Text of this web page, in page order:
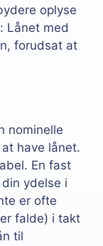
oplyse
Lånet med
forudsat at
nominelle
have lånet.
En fast
ydelse i
er ofte
falde) i takt
til